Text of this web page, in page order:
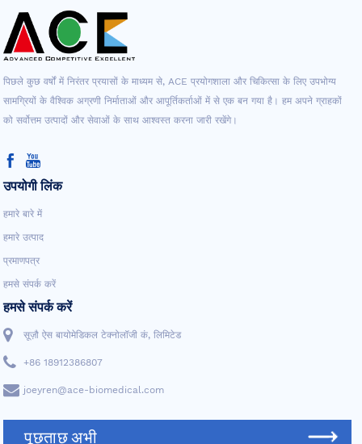
पिछले कुछ वर्षों में निरंतर प्रयासों के माध्यम से, ACE प्रयोगशाला और चिकित्सा के लिए उपभोग्य
सामग्रियों के वैश्विक अग्रणी निर्माताओं और आपूर्तिकर्ताओं में से एक बन गया है। हम अपने ग्राहकों
को सर्वोत्तम उत्पादों और सेवाओं के साथ आश्वस्त करना जारी रखेंगे।
उपयोगी लिंक
हमारे बारे में
हमारे उत्पाद
प्रमाणपत्र
हमसे संपर्क करें
हमसे संपर्क करें
सूज़ौ ऐस बायोमेडिकल टेक्नोलॉजी कं, लिमिटेड
+86 18912386807
joeyren@ace-biomedical.com
पूछताछ अभी